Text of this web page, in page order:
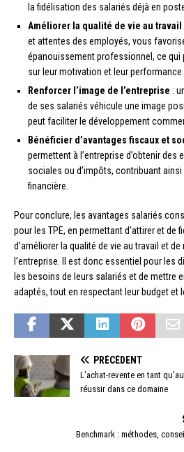
la fidélisation des salariés déjà en
Améliorer la qualité de vie au travail
et attentes des employés, vous
épanouissement professionnel, ce
sur leur motivation et leur performance.
Renforcer l’image de l’entreprise :
de ses salariés véhicule une image
peut faciliter le développement
Bénéficier d’avantages fiscaux et
permettent à l’entreprise d’obtenir
sociales ou d’impôts, contribuant
financière.
Pour conclure, les avantages salariés
pour les TPE, en permettant d’attirer et de
d’améliorer la qualité de vie au travail et de
l’entreprise. Il est donc essentiel pour les
les besoins de leurs salariés et de mettre
adaptés, tout en respectant leur budget et
PRÉCÉDENT
L’achat-revente en tant
réussir dans ce domaine
Benchmark : méthodes,